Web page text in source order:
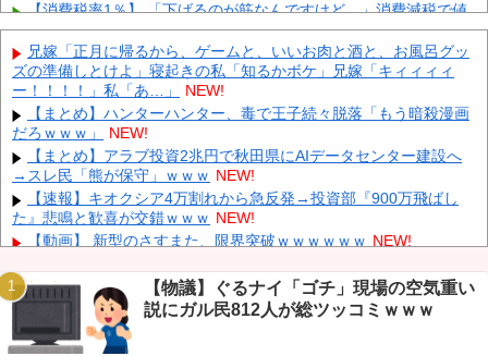
【消費税率1％】 「下げるのが筋なんですけど…」消費減税で値
下がりする分と同じだけ商品を値上げして店頭価格を変えない店も
NEW!
中国「大洪水！」中国ダム「決壊」地元民「公式発表より死者多
い！」中国政府「住民拘束！（安否不明」中国当局「救助隊動画も
削除」台風13号「三峡ダム接近中」→ NEW!
「中国人ってこんなに嫌われているの？」日本生活9年目で明か
す本心！ NEW!
韓国人の対日好感度が過去最高に、「ノージャパン」は終わっ
た？＝ネット「中国より100倍いい」 NEW!
【朗報】 消費減税、閣議決定 来年4月から2年間1％に
Powered by livedoor 相互RSS
兄嫁「正月に帰るから、ゲームと、いいお肉と酒と、お風呂グッ
ズの準備しとけよ」寝起きの私「知るかボケ」兄嫁「キィィィィ
ー！！！！」私「あ…」
NEW!
【まとめ】ハンターハンター、毒で王子続々脱落「もう暗殺漫画
だろｗｗｗ」
NEW!
【まとめ】アラブ投資2兆円で秋田県にAIデータセンター建設へ
→スレ民「熊が保守」ｗｗｗ NEW!
【速報】キオクシア4万割れから急反発→投資部『900万飛ばし
た』悲鳴と歓喜が交錯ｗｗｗ NEW!
【動画】 新型のさすまた、限界突破ｗｗｗｗｗｗ NEW!
ｗｗｗ NEW!
【画像】 ワイ「アルファードいいなあ。買いに行くか」店員「ほ
いっ見積もりな！」ワイ「金額おかしくね？」←お前らもそう思う
よな？？？？？ NEW!
【物議】ぐるナイ「ゴチ」現場の空気重い
説にガル民812人が総ツッコミｗｗｗ